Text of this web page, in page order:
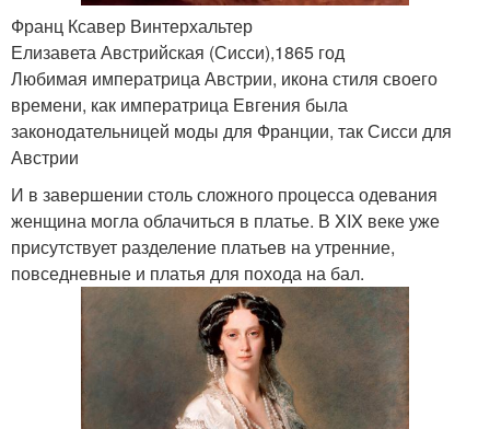
Франц Ксавер Винтерхальтер
Елизавета Австрийская (Сисси),1865 год
Любимая императрица Австрии, икона стиля своего
времени, как императрица Евгения была
законодательницей моды для Франции, так Сисси для
Австрии
И в завершении столь сложного процесса одевания
женщина могла облачиться в платье. В XIX веке уже
присутствует разделение платьев на утренние,
повседневные и платья для похода на бал.